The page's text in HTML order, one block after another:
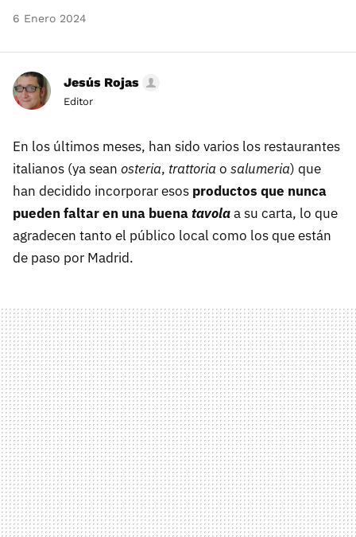
6 Enero 2024
Jesús Rojas
Editor
En los últimos meses, han sido varios los restaurantes
italianos (ya sean osteria, trattoria o salumeria) que
han decidido incorporar esos productos que nunca
pueden faltar en una buenatavolaa su carta, lo que
agradecen tanto el público local como los que están
de paso por Madrid.